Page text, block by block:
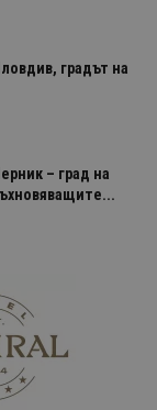
градът на
– град на